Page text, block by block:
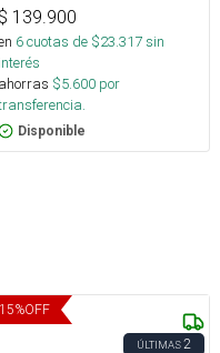
$ 139.900
6cuotas de $23.317sin
interés
ahorras $5.600 por
Disponible
15%OFF
ÚLTIMAS2